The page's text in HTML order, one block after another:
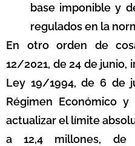
base imponible y
regulados en la
En otro orden de
12/2021, de 24 de junio,
Ley 19/1994, de 6 de
Régimen Económico y
actualizar el límite
a 12,4 millones, de